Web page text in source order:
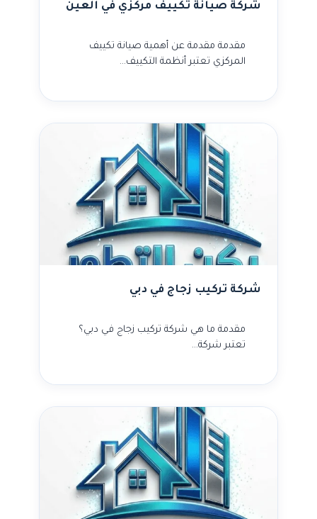
شركة صيانة تكييف مركزي في العين
مقدمة مقدمة عن أهمية صيانة تكييف
المركزي تعتبر أنظمة التكييف…
شركة تركيب زجاج في دبي
مقدمة ما هي شركة تركيب زجاج في دبي؟
تعتبر شركة…